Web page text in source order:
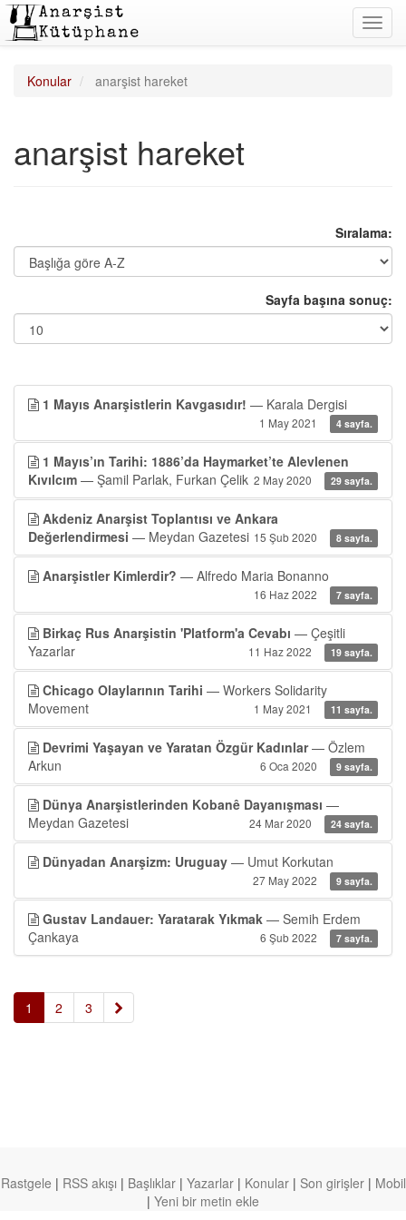
Konular anarşist hareket
anarşist hareket
Sıralama:
Sayfa başına sonuç:
1 Mayıs Anarşistlerin Kavgasıdır! — Karala Dergisi
1 May 2021 4 sayfa.
1 Mayıs’ın Tarihi: 1886’da Haymarket’te Alevlenen
Kıvılcım — Şamil Parlak, Furkan Çelik 2 May 2020 29 sayfa.
Akdeniz Anarşist Toplantısı ve Ankara
Değerlendirmesi — Meydan Gazetesi 15 Şub 2020 8 sayfa.
Anarşistler Kimlerdir? — Alfredo Maria Bonanno
16 Haz 2022 7 sayfa.
Birkaç Rus Anarşistin 'Platform'a Cevabı — Çeşitli
Yazarlar
11 Haz 2022 19 sayfa.
Chicago Olaylarının Tarihi — Workers Solidarity
Movement
1 May 2021 11 sayfa.
Devrimi Yaşayan ve Yaratan Özgür Kadınlar— Özlem
Arkun
6 Oca 2020 9 sayfa.
Dünya Anarşistlerinden Kobanê Dayanışması —
Meydan Gazetesi
24 Mar 2020 24 sayfa.
Dünyadan Anarşizm: Uruguay — Umut Korkutan
27 May 2022 9 sayfa.
Gustav Landauer: Yaratarak Yıkmak — Semih Erdem
Çankaya
6 Şub 2022 7 sayfa.
1 2 3 »
Rastgele | RSS akışı | Başlıklar | Yazarlar | Konular | Son girişler | Mobil
| Yeni bir metin ekle